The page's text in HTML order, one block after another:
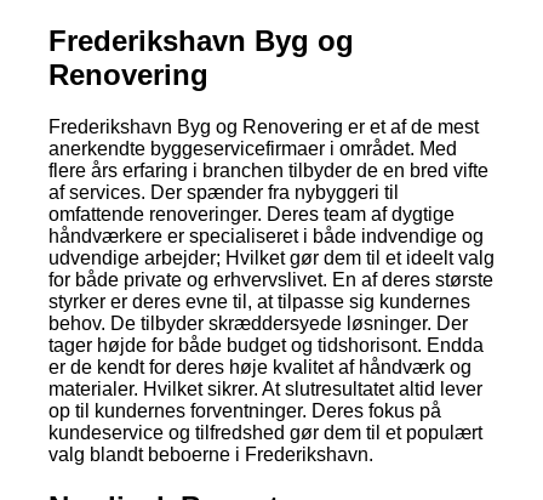
Frederikshavn Byg og
Renovering
Frederikshavn Byg og Renovering er et af de mest
anerkendte byggeservicefirmaer i området. Med
flere års erfaring i branchen tilbyder de en bred vifte
af services. Der spænder fra nybyggeri til
omfattende renoveringer. Deres team af dygtige
håndværkere er specialiseret i både indvendige og
udvendige arbejder; Hvilket gør dem til et ideelt valg
for både private og erhvervslivet. En af deres største
styrker er deres evne til, at tilpasse sig kundernes
behov. De tilbyder skræddersyede løsninger. Der
tager højde for både budget og tidshorisont. Endda
er de kendt for deres høje kvalitet af håndværk og
materialer. Hvilket sikrer. At slutresultatet altid lever
op til kundernes forventninger. Deres fokus på
kundeservice og tilfredshed gør dem til et populært
valg blandt beboerne i Frederikshavn.